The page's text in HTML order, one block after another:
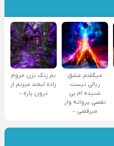
میگفتم عشق
ریالی نیست
شنیده ام بی
نقصی پروانه وار
میرقصی –
بم زنگ نزن حروم
زاده لبخند میزنم از
درون پاره –